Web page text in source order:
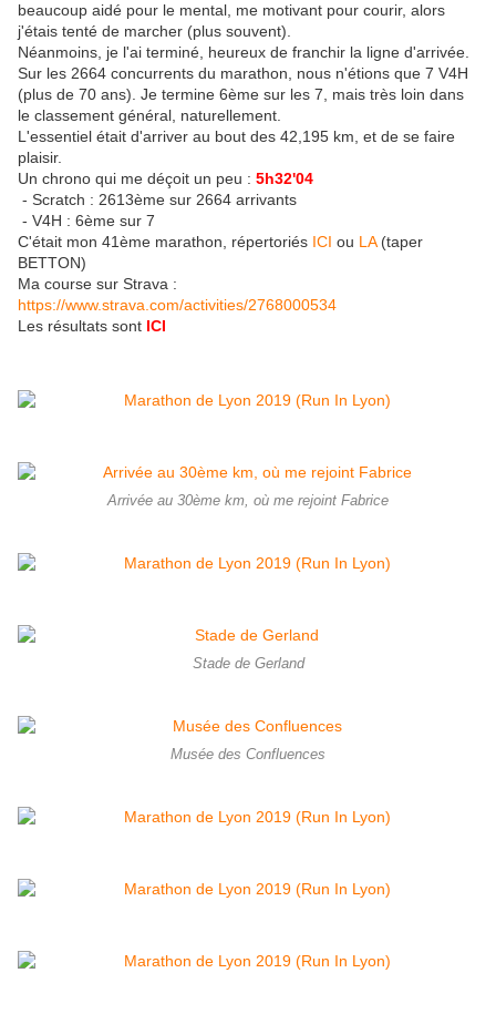
beaucoup aidé pour le mental, me motivant pour courir, alors
j'étais tenté de marcher (plus souvent).
Néanmoins, je l'ai terminé, heureux de franchir la ligne d'arrivée.
Sur les 2664 concurrents du marathon, nous n'étions que 7 V4H
(plus de 70 ans). Je termine 6ème sur les 7, mais très loin dans
le classement général, naturellement.
L'essentiel était d'arriver au bout des 42,195 km, et de se faire
plaisir.
Un chrono qui me déçoit un peu : 5h32'04
- Scratch : 2613ème sur 2664 arrivants
- V4H : 6ème sur 7
C'était mon 41ème marathon, répertoriés ICI ou LA(taper
BETTON)
Ma course sur Strava :
https://www.strava.com/activities/2768000534
Les résultats sont ICI
Arrivée au 30ème km, où me rejoint Fabrice
Stade de Gerland
Musée des Confluences